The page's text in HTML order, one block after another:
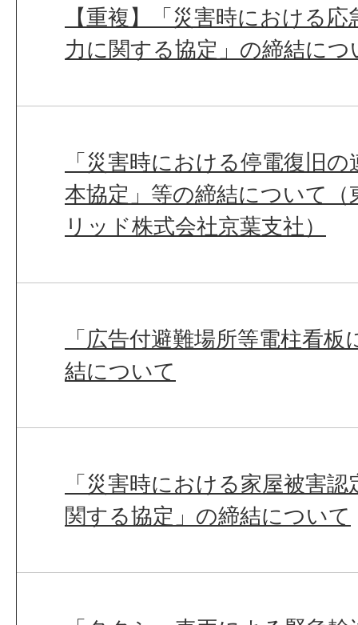
【重複】「災害時における
力に関する協定」の締結につ
「災害時における停電復旧
本協定」等の締結について
リッド株式会社京葉支社）
「広告付避難場所等電柱看
結について
「災害時における家屋被害
関する協定」の締結について